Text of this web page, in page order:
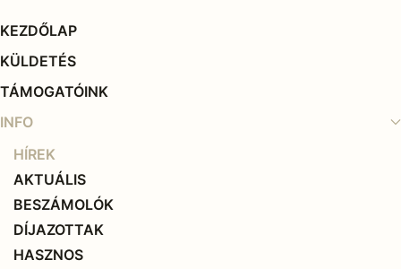
KEZDŐLAP
KÜLDETÉS
TÁMOGATÓINK
INFO
HÍREK
AKTUÁLIS
BESZÁMOLÓK
DÍJAZOTTAK
HASZNOS